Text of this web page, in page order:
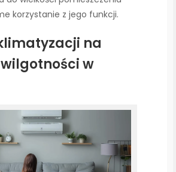
korzystanie z jego funkcji.
na
w